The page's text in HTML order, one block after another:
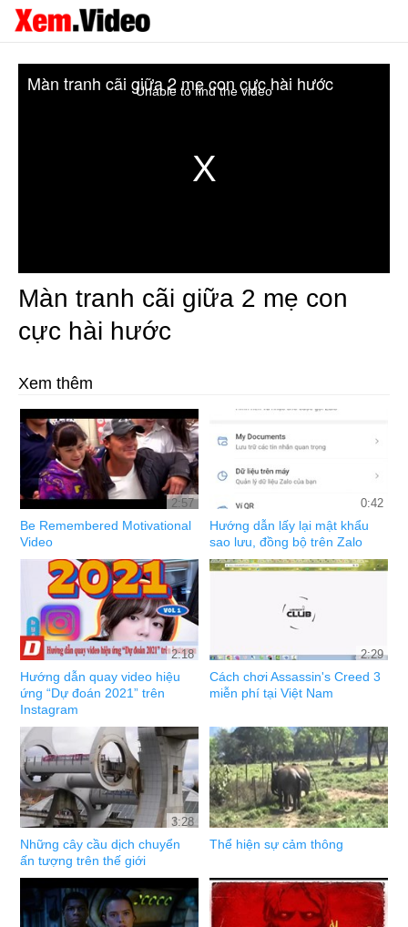
Unable to find the video
Màn tranh cãi giữa 2 mẹ con cực hài hước
Màn tranh cãi giữa 2 mẹ con
cực hài hước
Xem thêm
2:57
Be Remembered Motivational
Video
0:42
Hướng dẫn lấy lại mật khẩu
sao lưu, đồng bộ trên Zalo
2:18
Hướng dẫn quay video hiệu
ứng “Dự đoán 2021” trên
Instagram
2:29
Cách chơi Assassin's Creed 3
miễn phí tại Việt Nam
3:28
Những cây cầu dịch chuyển
ấn tượng trên thế giới
Thể hiện sự cảm thông